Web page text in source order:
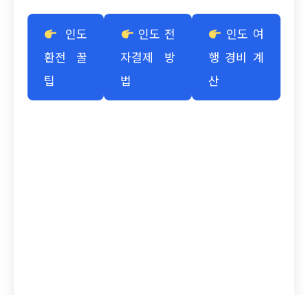
인도
환전 꿀
팁
인도 전
자결제 방
법
인도 여
행 경비 계
산